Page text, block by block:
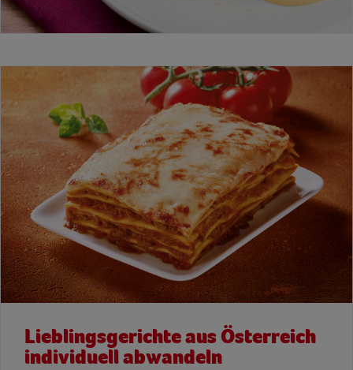
Lieblingsgerichte aus Österreich
individuell abwandeln